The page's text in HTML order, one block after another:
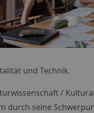
und Technik.
/
durch seine